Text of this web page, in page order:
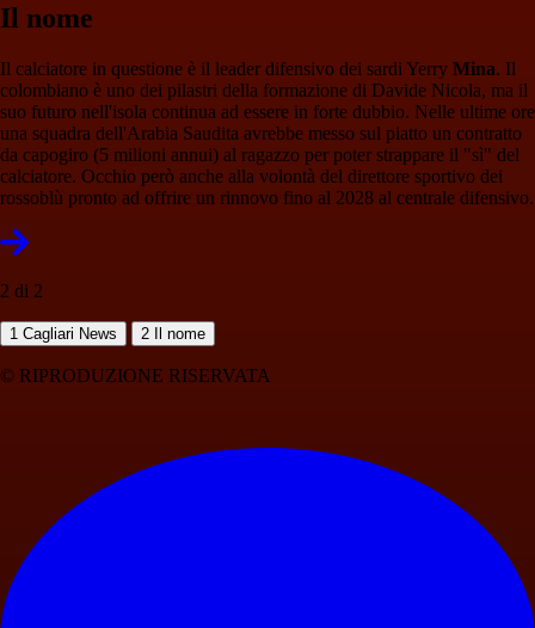
Il nome
Il calciatore in questione è il leader difensivo dei sardi Yerry Mina. Il
colombiano è uno dei pilastri della formazione di Davide Nicola, ma il
suo futuro nell'isola continua ad essere in forte dubbio. Nelle ultime ore
una squadra dell'Arabia Saudita avrebbe messo sul piatto un contratto
da capogiro (5 milioni annui) al ragazzo per poter strappare il "sì" del
calciatore. Occhio però anche alla volontà del direttore sportivo dei
rossoblù pronto ad offrire un rinnovo fino al 2028 al centrale difensivo.
2 di 2
1 Cagliari News 2 Il nome
© RIPRODUZIONE RISERVATA